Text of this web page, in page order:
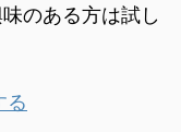
のある方は試し
る